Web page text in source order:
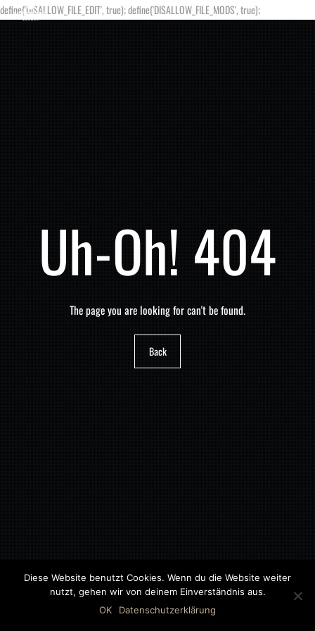
define('DISALLOW_FILE_EDIT', true); define('DISALLOW_FILE_MODS', true);
Uh-Oh! 404
The page you are looking for can't be found.
Back
©2018 MWB – MOTORWAGEN BERNAU GMBH
Diese Website benutzt Cookies. Wenn du die Website weiter
nutzt, gehen wir von deinem Einverständnis aus.
OK
Datenschutzerklärung